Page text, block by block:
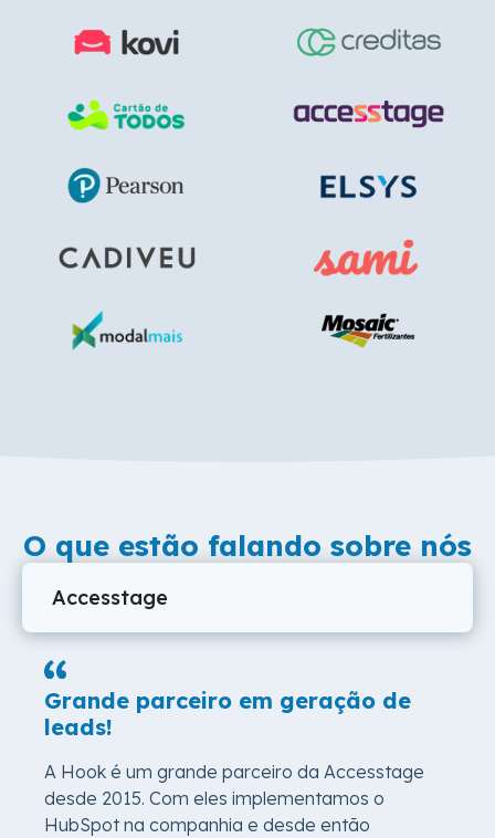
O que estão falando sobre nós
Grande parceiro em geração de
leads!
A Hook é um grande parceiro da Accesstage
desde 2015. Com eles implementamos o
HubSpot na companhia e desde então